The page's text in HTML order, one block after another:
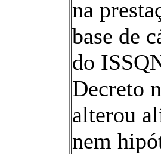
na
base de
do
Decreto
alterou
nem